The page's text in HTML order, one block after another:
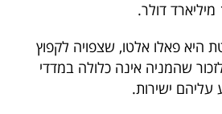
היא פאלו אלטו, שצפויה לקפוץ
לזכור שהמניה אינה כלולה במדדי
עליהם ישירות.